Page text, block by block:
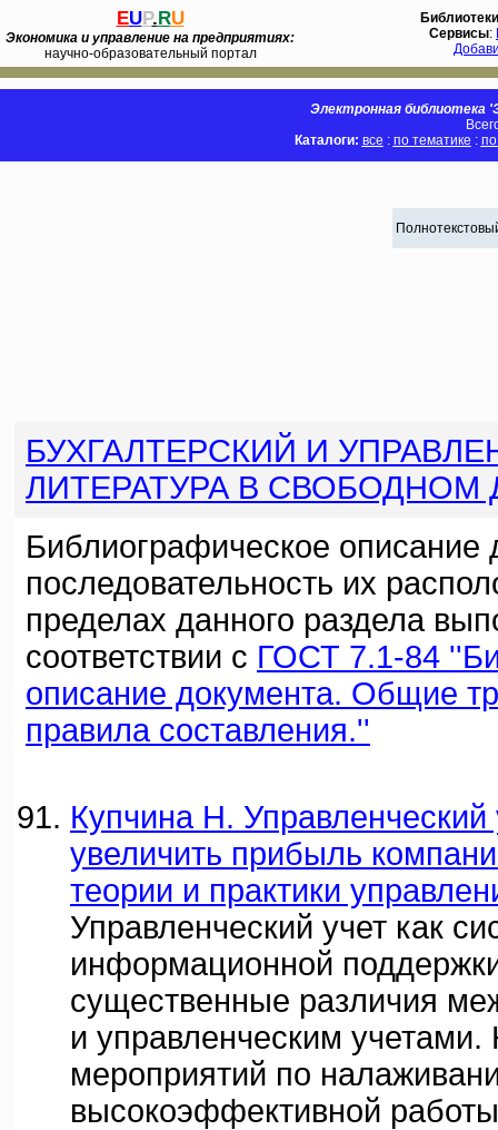
EUP.RU
Экономика и управление на предприятиях:
научно-образовательный портал
Библиотеки
Сервисы:
Электронная библиотека
Каталоги: все : по тематике :
БУХГАЛТЕРСКИЙ И
ЛИТЕРАТУРА В СВОБОДНОМ
Библиографическое описание
последовательность их
пределах данного раздела
соответствии с ГОСТ 7.1-84
описание документа. Общие
правила составления.''
Купчина Н. Управленческий
увеличить прибыль
теории и практики
Управленческий учет как
информационной
существенные различия
и управленческим
мероприятий по
высокоэффективной